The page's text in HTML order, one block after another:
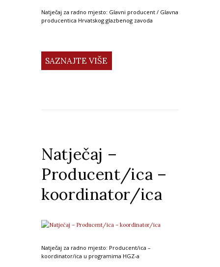
Natječaj za radno mjesto: Glavni producent / Glavna
producentica Hrvatskog glazbenog zavoda
SAZNAJTE VIŠE
Natječaj –
Producent/ica –
koordinator/ica
Natječaj za radno mjesto: Producent/ica –
koordinator/ica u programima HGZ-a